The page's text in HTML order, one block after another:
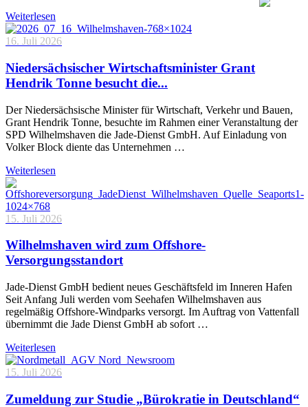
Weiterlesen
16. Juli 2026
Niedersächsischer Wirtschaftsminister Grant
Hendrik Tonne besucht die...
Der Niedersächsische Minister für Wirtschaft, Verkehr und Bauen,
Grant Hendrik Tonne, besuchte im Rahmen einer Veranstaltung der
SPD Wilhelmshaven die Jade-Dienst GmbH. Auf Einladung von
Volker Block diente das Unternehmen …
Weiterlesen
15. Juli 2026
Wilhelmshaven wird zum Offshore-
Versorgungsstandort
Jade-Dienst GmbH bedient neues Geschäftsfeld im Inneren Hafen
Seit Anfang Juli werden vom Seehafen Wilhelmshaven aus
regelmäßig Offshore-Windparks versorgt. Im Auftrag von Vattenfall
übernimmt die Jade Dienst GmbH ab sofort …
Weiterlesen
15. Juli 2026
Zumeldung zur Studie „Bürokratie in Deutschland“